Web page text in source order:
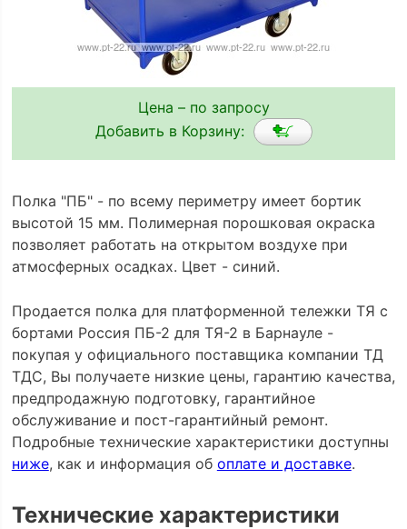
Цена – по запросу
Добавить в Корзину:
Полка "ПБ" - по всему периметру имеет бортик
высотой 15 мм. Полимерная порошковая окраска
позволяет работать на открытом воздухе при
атмосферных осадках. Цвет - синий.
Продается полка для платформенной тележки ТЯ с
бортами Россия ПБ-2 для ТЯ-2 в Барнауле -
покупая у официального поставщика компании ТД
ТДС, Вы получаете низкие цены, гарантию качества,
предпродажную подготовку, гарантийное
обслуживание и пост-гарантийный ремонт.
Подробные технические характеристики доступны
ниже, как и информация об оплате и доставке.
Технические характеристики